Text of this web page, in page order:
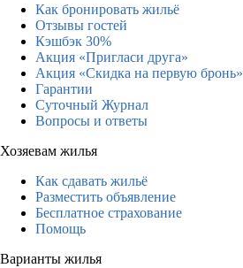
Как бронировать жильё
Отзывы гостей
Кэшбэк 30%
Акция «Пригласи друга»
Акция «Скидка на первую бронь»
Гарантии
Суточный Журнал
Вопросы и ответы
Хозяевам жилья
Как сдавать жильё
Разместить объявление
Бесплатное страхование
Помощь
Варианты жилья